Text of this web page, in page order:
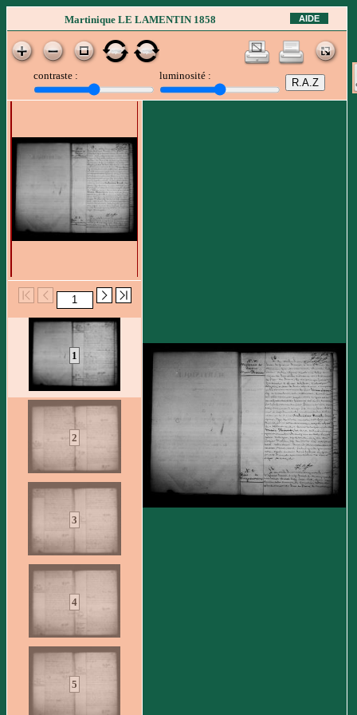
AIDE
Martinique LE LAMENTIN 1858
contraste : luminosité :
1
2
3
4
5